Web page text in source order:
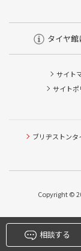
タイヤ
サイト
サイトポ
ブリヂストンタ
Copyright ©
相談する
タイヤ点検
ピット作業
本日のタイ